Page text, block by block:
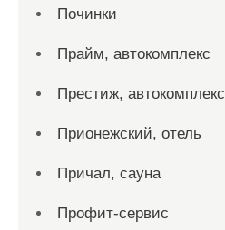
Починки
Прайм, автокомплекс
Престиж, автокомплекс
Прионежский, отель
Причал, сауна
Профит-сервис